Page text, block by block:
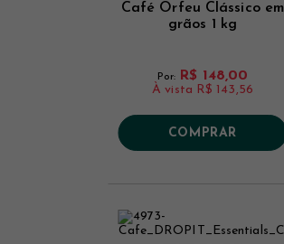
Café Orfeu Clássico em
grãos 1 kg
Por: R$ 148,00
À vista R$ 143,56
COMPRAR